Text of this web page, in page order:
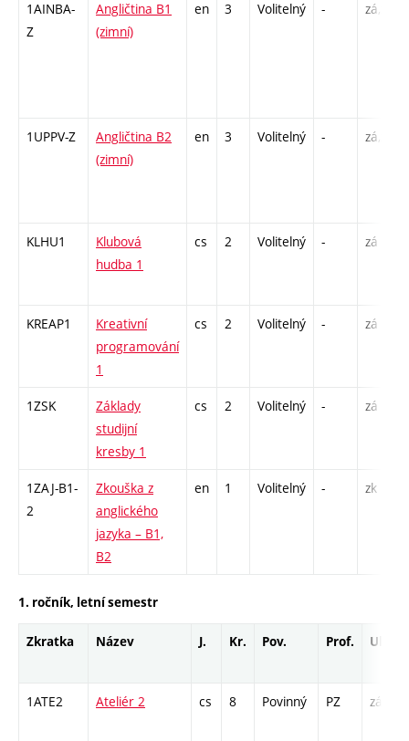
1AINBA-
Z
Angličtina B1
(zimní)
en 3 Volitelný - zá,zk
1UPPV-Z
Angličtina B2
(zimní)
en 3 Volitelný - zá,zk
KLHU1
Klubová
hudba 1
cs 2 Volitelný - zá
KREAP1
Kreativní
programování
1
cs 2 Volitelný - zá
1ZSK
Základy
studijní
kresby 1
cs 2 Volitelný - zá
1ZAJ-B1-
2
Zkouška z
anglického
jazyka – B1,
B2
en 1 Volitelný - zk
1. ročník, letní semestr
Zkratka Název J. Kr. Pov. Prof. Uk.
1ATE2 Ateliér 2 cs 8 Povinný PZ zá